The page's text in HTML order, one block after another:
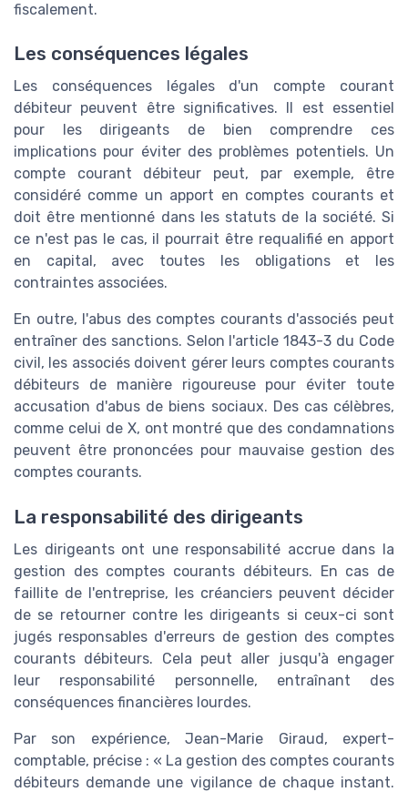
fiscalement.
Les conséquences légales
Les conséquences légales d'un compte courant
débiteur peuvent être significatives. Il est essentiel
pour les dirigeants de bien comprendre ces
implications pour éviter des problèmes potentiels. Un
compte courant débiteur peut, par exemple, être
considéré comme un apport en comptes courants et
doit être mentionné dans les statuts de la société. Si
ce n'est pas le cas, il pourrait être requalifié en apport
en capital, avec toutes les obligations et les
contraintes associées.
En outre, l'abus des comptes courants d'associés peut
entraîner des sanctions. Selon l'article 1843-3 du Code
civil, les associés doivent gérer leurs comptes courants
débiteurs de manière rigoureuse pour éviter toute
accusation d'abus de biens sociaux. Des cas célèbres,
comme celui de X, ont montré que des condamnations
peuvent être prononcées pour mauvaise gestion des
comptes courants.
La responsabilité des dirigeants
Les dirigeants ont une responsabilité accrue dans la
gestion des comptes courants débiteurs. En cas de
faillite de l'entreprise, les créanciers peuvent décider
de se retourner contre les dirigeants si ceux-ci sont
jugés responsables d'erreurs de gestion des comptes
courants débiteurs. Cela peut aller jusqu'à engager
leur responsabilité personnelle, entraînant des
conséquences financières lourdes.
Par son expérience, Jean-Marie Giraud, expert-
comptable, précise : « La gestion des comptes courants
débiteurs demande une vigilance de chaque instant.